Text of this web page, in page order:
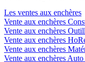
Les ventes aux enchères
Vente aux enchères
Vente aux enchères
Vente aux enchères
Vente aux enchères
Vente aux enchères